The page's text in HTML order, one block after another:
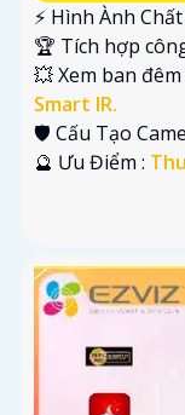
️⚡ Hình Ành
🏆 Tích hợp
💥 Xem ban đêm
Smart IR.
🛡 Cấu Tạo
️🔮 Ưu Điểm :